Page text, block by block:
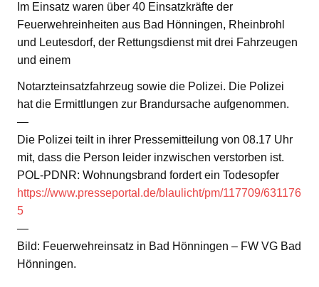
Im Einsatz waren über 40 Einsatzkräfte der
Feuerwehreinheiten aus Bad Hönningen, Rheinbrohl
und Leutesdorf, der Rettungsdienst mit drei Fahrzeugen
und einem
Notarzteinsatzfahrzeug sowie die Polizei. Die Polizei
hat die Ermittlungen zur Brandursache aufgenommen.
—
Die Polizei teilt in ihrer Pressemitteilung von 08.17 Uhr
mit, dass die Person leider inzwischen verstorben ist.
POL-PDNR: Wohnungsbrand fordert ein Todesopfer
https://www.presseportal.de/blaulicht/pm/117709/631176
5
—
Bild: Feuerwehreinsatz in Bad Hönningen – FW VG Bad
Hönningen.